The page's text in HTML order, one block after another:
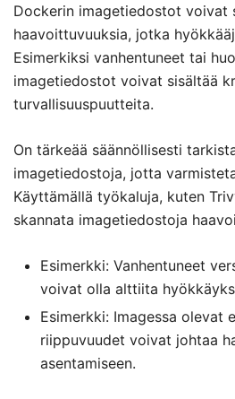
Dockerin imagetiedostot voivat
haavoittuvuuksia, jotka
Esimerkiksi vanhentuneet tai
imagetiedostot voivat sisältää
turvallisuuspuutteita.
On tärkeää säännöllisesti
imagetiedostoja, jotta
Käyttämällä työkaluja, kuten
skannata imagetiedostoja
Esimerkki: Vanhentuneet
voivat olla alttiita
Esimerkki: Imagessa olevat
riippuvuudet voivat johtaa
asentamiseen.